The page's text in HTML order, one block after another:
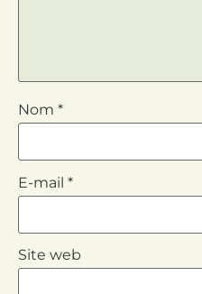
Nom *
E-mail *
Site web